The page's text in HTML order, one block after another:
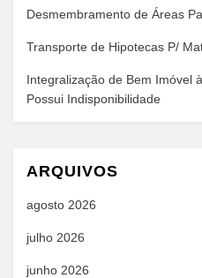
Desmembramento de Áreas
Transporte de Hipotecas P/
Integralização de Bem Imóvel
Possui Indisponibilidade
ARQUIVOS
agosto 2026
julho 2026
junho 2026